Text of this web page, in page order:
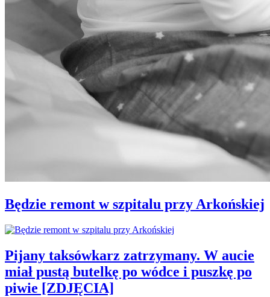
Będzie remont w szpitalu przy Arkońskiej
Pijany taksówkarz zatrzymany. W aucie
miał pustą butelkę po wódce i puszkę po
piwie [ZDJĘCIA]